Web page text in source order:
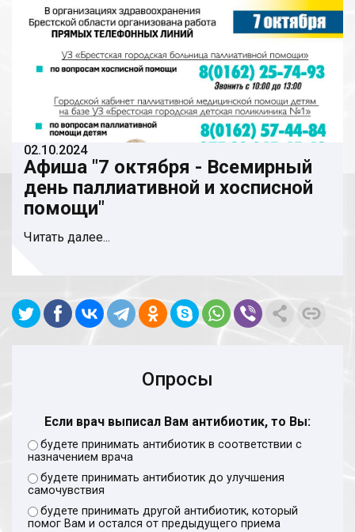
02.10.2024
Афиша "7 октября - Всемирный
день паллиативной и хосписной
помощи"
Читать далее...
Опросы
Если врач выписал Вам антибиотик, то Вы:
будете принимать антибиотик в соответствии с
назначением врача
будете принимать антибиотик до улучшения
самочувствия
будете принимать другой антибиотик, который
помог Вам и остался от предыдущего приема